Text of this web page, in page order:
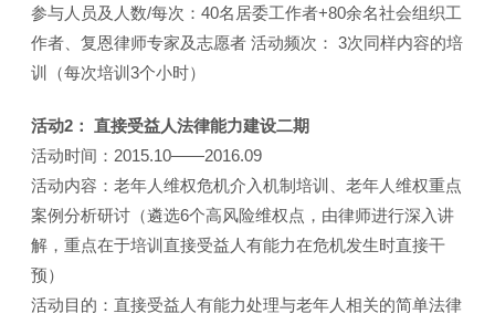
参与人员及人数/每次：40名居委工作者+80余名社会组织工
作者、复恩律师专家及志愿者 活动频次： 3次同样内容的培
训（每次培训3个小时）
活动2： 直接受益人法律能力建设二期
活动时间：2015.10——2016.09
活动内容：老年人维权危机介入机制培训、老年人维权重点
案例分析研讨（遴选6个高风险维权点，由律师进行深入讲
解，重点在于培训直接受益人有能力在危机发生时直接干
预）
活动目的：直接受益人有能力处理与老年人相关的简单法律